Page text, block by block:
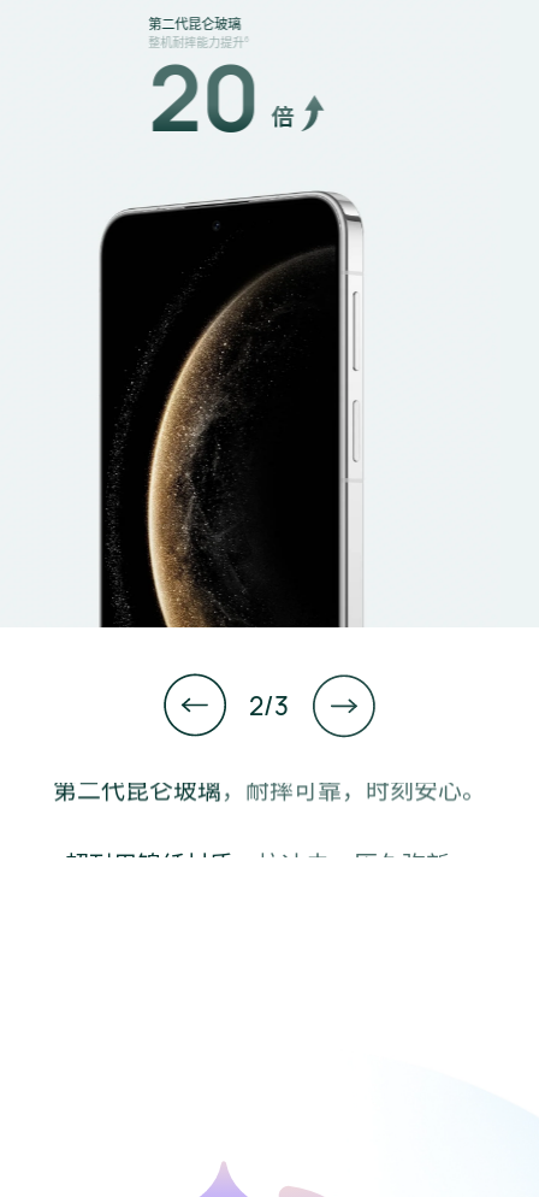
超耐用锦纤材质
抗冲击能力提升
5倍
IP68 级 4 米抗水⁠
，IP69 级抗高温高压喷
超耐用锦纤材质 ，抗冲击，历久弥⁠新。
1
3/3